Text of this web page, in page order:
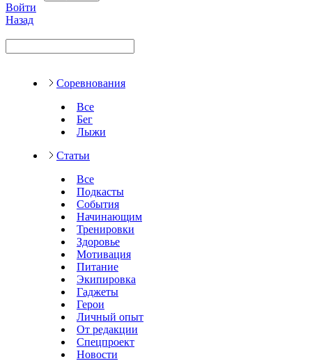
Войти
Назад
Соревнования
Все
Бег
Лыжи
Статьи
Все
Подкасты
События
Начинающим
Тренировки
Здоровье
Мотивация
Питание
Экипировка
Гаджеты
Герои
Личный опыт
От редакции
Спецпроект
Новости